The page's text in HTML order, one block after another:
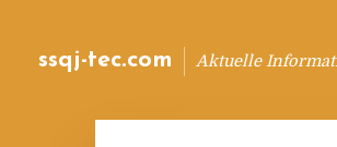
ssqj-tec.com Aktuelle